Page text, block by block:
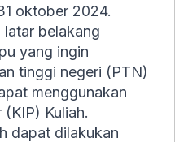
oktober 2024.
latar belakang
yang ingin
tinggi negeri (PTN)
menggunakan
Kuliah.
dapat dilakukan